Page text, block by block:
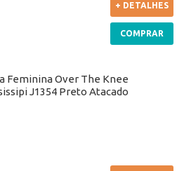
+ DETALHES
COMPRAR
Feminina Over The Knee
J1354 Preto Atacado